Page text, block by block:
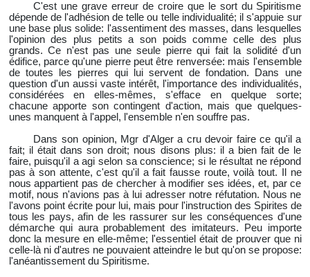
C'est une grave erreur de croire que le sort du Spiritisme
dépende de l'adhésion de telle ou telle individualité; il s'appuie sur
une base plus solide: l'assentiment des masses, dans lesquelles
l'opinion des plus petits a son poids comme celle des plus
grands. Ce n'est pas une seule pierre qui fait la solidité d'un
édifice, parce qu'une pierre peut être renversée: mais l'ensemble
de toutes les pierres qui lui servent de fondation. Dans une
question d'un aussi vaste intérêt, l'importance des individualités,
considérées en elles-mêmes, s'efface en quelque sorte;
chacune apporte son contingent d'action, mais que quelques-
unes manquent à l'appel, l'ensemble n'en souffre pas.
Dans son opinion, Mgr d'Alger a cru devoir faire ce qu'il a
fait; il était dans son droit; nous disons plus: il a bien fait de le
faire, puisqu'il a agi selon sa conscience; si le résultat ne répond
pas à son attente, c'est qu'il a fait fausse route, voilà tout. Il ne
nous appartient pas de chercher à modifier ses idées, et, par ce
motif, nous n'avions pas à lui adresser notre réfutation. Nous ne
l'avons point écrite pour lui, mais pour l'instruction des Spirites de
tous les pays, afin de les rassurer sur les conséquences d'une
démarche qui aura probablement des imitateurs. Peu importe
donc la mesure en elle-même; l'essentiel était de prouver que ni
celle-là ni d'autres ne pouvaient atteindre le but qu'on se propose:
l'anéantissement du Spiritisme.